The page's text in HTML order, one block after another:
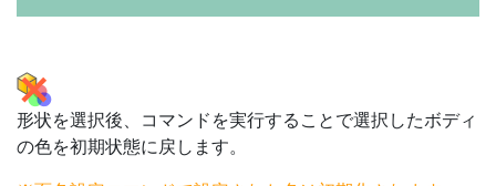
形状を選択後、コマンドを実行することで選択したボディ
の色を初期状態に戻します。